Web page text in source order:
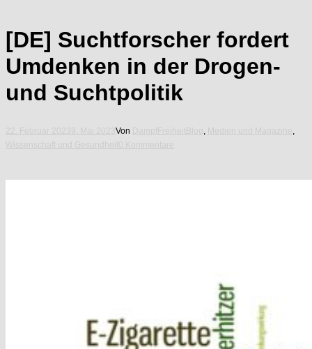
[DE] Suchtforscher fordert
Umdenken in der Drogen-
und Suchtpolitik
Von ,
,